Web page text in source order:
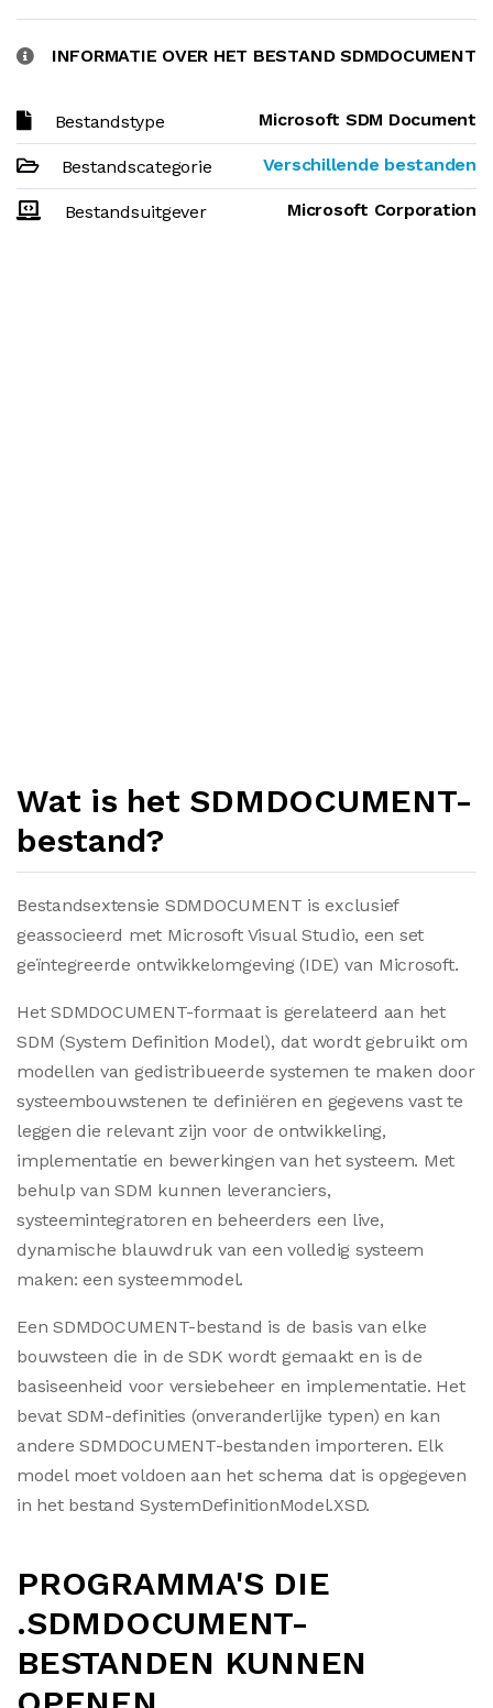
INFORMATIE OVER HET BESTAND SDMDOCUMENT
Bestandstype Microsoft SDM Document
Bestandscategorie Verschillende bestanden
Bestandsuitgever Microsoft Corporation
Wat is het SDMDOCUMENT-
bestand?
Bestandsextensie SDMDOCUMENT is exclusief
geassocieerd met Microsoft Visual Studio, een set
geïntegreerde ontwikkelomgeving (IDE) van Microsoft.
Het SDMDOCUMENT-formaat is gerelateerd aan het
SDM (System Definition Model), dat wordt gebruikt om
modellen van gedistribueerde systemen te maken door
systeembouwstenen te definiëren en gegevens vast te
leggen die relevant zijn voor de ontwikkeling,
implementatie en bewerkingen van het systeem. Met
behulp van SDM kunnen leveranciers,
systeemintegratoren en beheerders een live,
dynamische blauwdruk van een volledig systeem
maken: een systeemmodel.
Een SDMDOCUMENT-bestand is de basis van elke
bouwsteen die in de SDK wordt gemaakt en is de
basiseenheid voor versiebeheer en implementatie. Het
bevat SDM-definities (onveranderlijke typen) en kan
andere SDMDOCUMENT-bestanden importeren. Elk
model moet voldoen aan het schema dat is opgegeven
in het bestand SystemDefinitionModel.XSD.
PROGRAMMA'S DIE
.SDMDOCUMENT-
BESTANDEN KUNNEN